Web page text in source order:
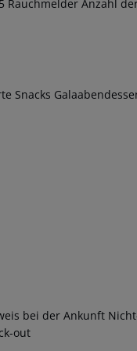
Rauchmelder Anzahl
Snacks
bei der Ankunft
out